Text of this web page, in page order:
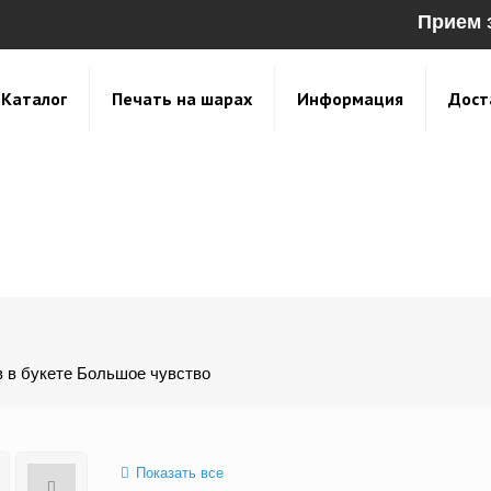
Прием
Каталог Печать на шарах Информация
букете Большое чувство
Показать все